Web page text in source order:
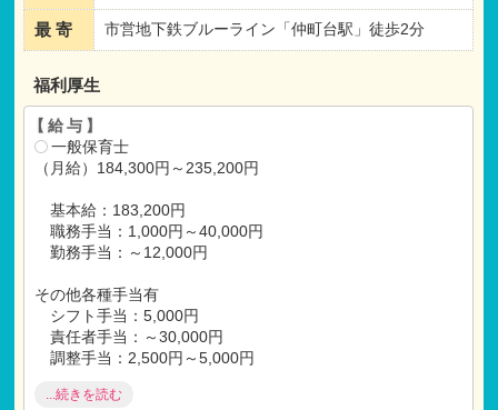
最 寄 市営地下鉄ブルーライン「仲町台駅」徒歩2分
福利厚生
【給与】
一般保育士
（月給）184,300円～235,200円
基本給：183,200円
職務手当：1,000円～40,000円
勤務手当：～12,000円
その他各種手当有
シフト手当：5,000円
責任者手当：～30,000円
調整手当：2,500円～5,000円
（賞与）年3回（実績は45～55万程度）
...続きを読む